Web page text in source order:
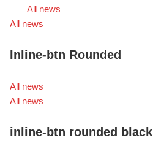
All news
All news
Inline-btn Rounded
All news
All news
inline-btn rounded black